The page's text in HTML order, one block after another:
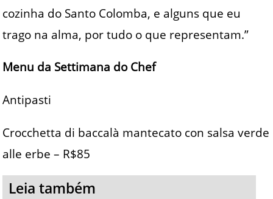
cozinha do Santo Colomba, e alguns que eu
trago na alma, por tudo o que representam.”
Menu da Settimana do Chef
Antipasti
Crocchetta di baccalà mantecato con salsa verde
alle erbe – R$85
Leia também